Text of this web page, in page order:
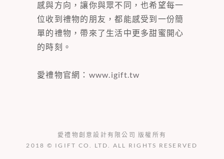
感與方向，讓你與眾不同，也希望每一
位收到禮物的朋友，都能感受到一份簡
單的禮物，帶來了生活中更多甜蜜開心
的時刻。
愛禮物官網： www.igift.tw
愛禮物創意設計有限公司 版權所有
2018 © IGIFT CO. LTD. ALL RIGHTS RESERVED